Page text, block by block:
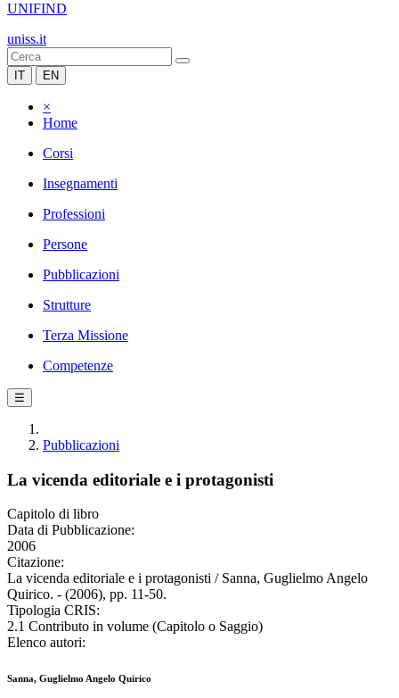
UNIFIND
uniss.it
IT EN
×
Home
Corsi
Insegnamenti
Professioni
Persone
Pubblicazioni
Strutture
Terza Missione
Competenze
☰
Pubblicazioni
La vicenda editoriale e i protagonisti
Capitolo di libro
Data di Pubblicazione:
2006
Citazione:
La vicenda editoriale e i protagonisti / Sanna, Guglielmo Angelo
Quirico. - (2006), pp. 11-50.
Tipologia CRIS:
2.1 Contributo in volume (Capitolo o Saggio)
Elenco autori:
Sanna, Guglielmo Angelo Quirico